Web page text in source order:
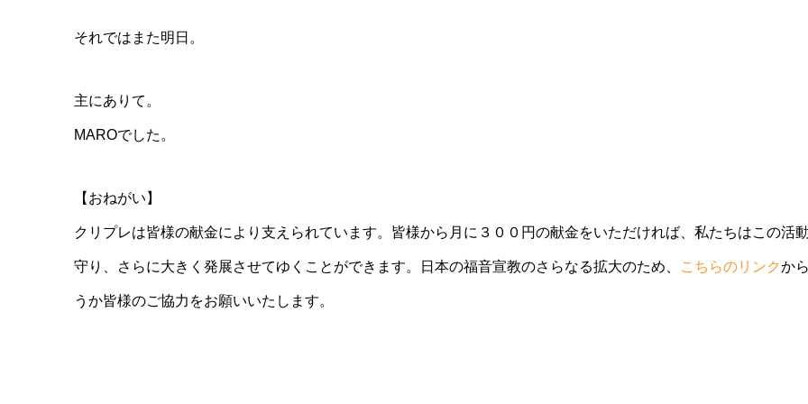
それではまた明日。
主にありて。
MAROでした。
【おねがい】
クリプレは皆様の献金により支えられています。皆様から月に３００円の献金をいただければ、私たちはこの活
守り、さらに大きく発展させてゆくことができます。日本の福音宣教のさらなる拡大のため、 こちらのリンクか
うか皆様のご協力をお願いいたします。